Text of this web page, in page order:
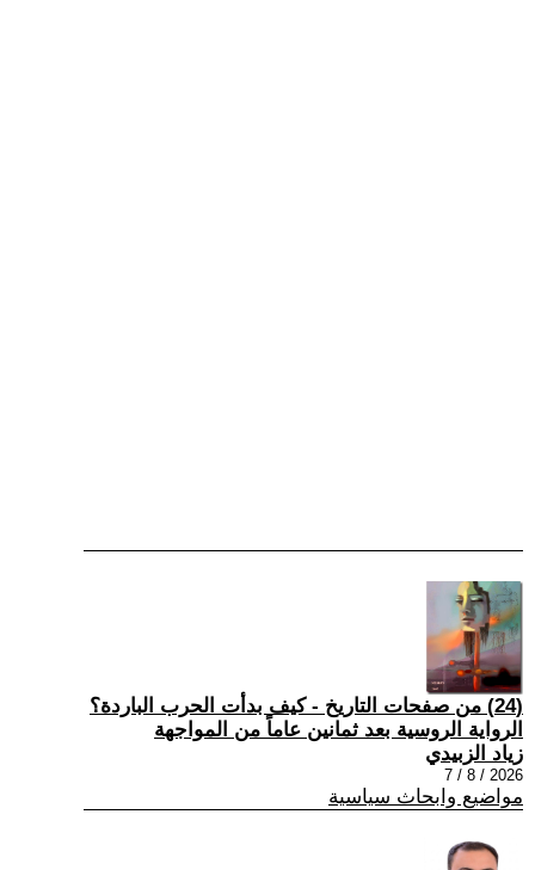
(24) من صفحات التاريخ - كيف بدأت الحرب الباردة؟
الرواية الروسية بعد ثمانين عاماً من المواجهة
زياد الزبيدي
2026 / 8 / 7
مواضيع وابحاث سياسية